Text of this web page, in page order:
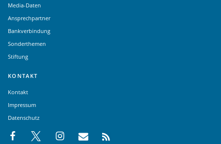
Media-Daten
Ansprechpartner
Bankverbindung
Sonderthemen
Stiftung
KONTAKT
Kontakt
Impressum
Datenschutz